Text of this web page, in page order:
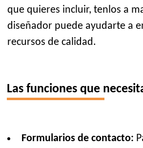
que quieres incluir, tenlos a
diseñador puede ayudarte a
recursos de calidad.
Las funciones que
Formularios de contacto: